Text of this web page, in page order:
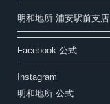
明和地所 浦安駅前支店
Facebook 公式
Instagram
明和地所 公式